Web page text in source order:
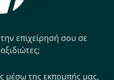
επιχείρησή σου σε
μέσω της εκπομπής μας,